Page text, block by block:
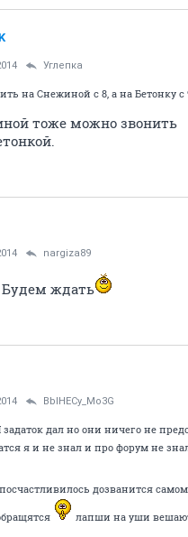
Углепка
на Снежиной с 8, а на Бетонку
тоже можно звонить
nargiza89
Будем ждать
BblHECy_Mo3G
дал но они ничего не
я и не знал и про форум не
дозванится
лапши на уши